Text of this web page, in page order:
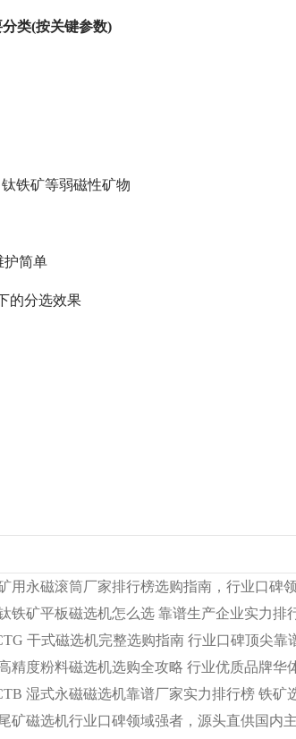
类(按关键参数)
铁矿等弱磁性矿物
护简单
的分选效果